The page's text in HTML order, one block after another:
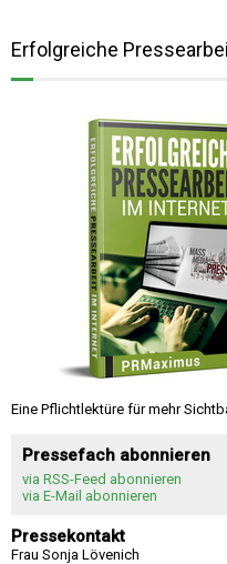
Erfolgreiche
Eine Pflichtlektüre für mehr
Pressefach abonnieren
via RSS-Feed abonnieren
via E-Mail abonnieren
Pressekontakt
Frau Sonja Lövenich